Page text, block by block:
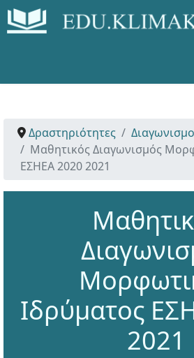
Δραστηριότητες
Μαθητικός Διαγωνισμός
ΕΣΗΕΑ 2020 2021
Ιδρύματος
2021